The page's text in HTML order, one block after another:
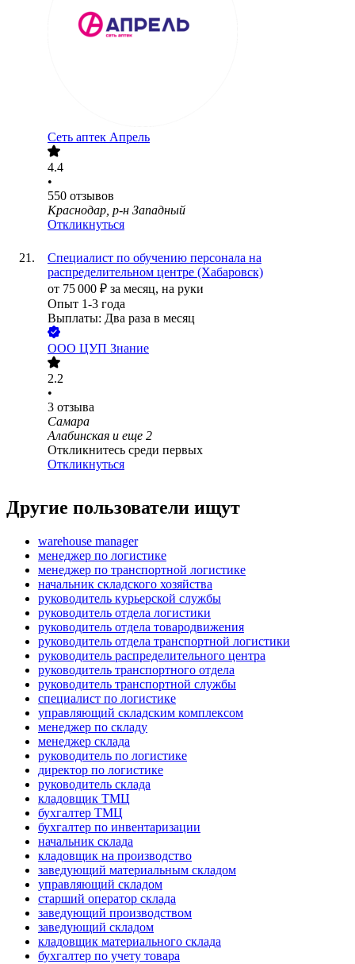
Сеть аптек Апрель
4.4
•
550 отзывов
Краснодар, р-н Западный
Откликнуться
Специалист по обучению персонала на
распределительном центре (Хабаровск)
от 75 000 ₽ за месяц, на руки
Опыт 1-3 года
Выплаты: Два раза в месяц
ООО ЦУП Знание
2.2
•
3 отзыва
Самара
Алабинская и еще 2
Откликнитесь среди первых
Откликнуться
Другие пользователи ищут
warehouse manager
менеджер по логистике
менеджер по транспортной логистике
начальник складского хозяйства
руководитель курьерской службы
руководитель отдела логистики
руководитель отдела товародвижения
руководитель отдела транспортной логистики
руководитель распределительного центра
руководитель транспортного отдела
руководитель транспортной службы
специалист по логистике
управляющий складским комплексом
менеджер по складу
менеджер склада
руководитель по логистике
директор по логистике
руководитель склада
кладовщик ТМЦ
бухгалтер ТМЦ
бухгалтер по инвентаризации
начальник склада
кладовщик на производство
заведующий материальным складом
управляющий складом
старший оператор склада
заведующий производством
заведующий складом
кладовщик материального склада
бухгалтер по учету товара